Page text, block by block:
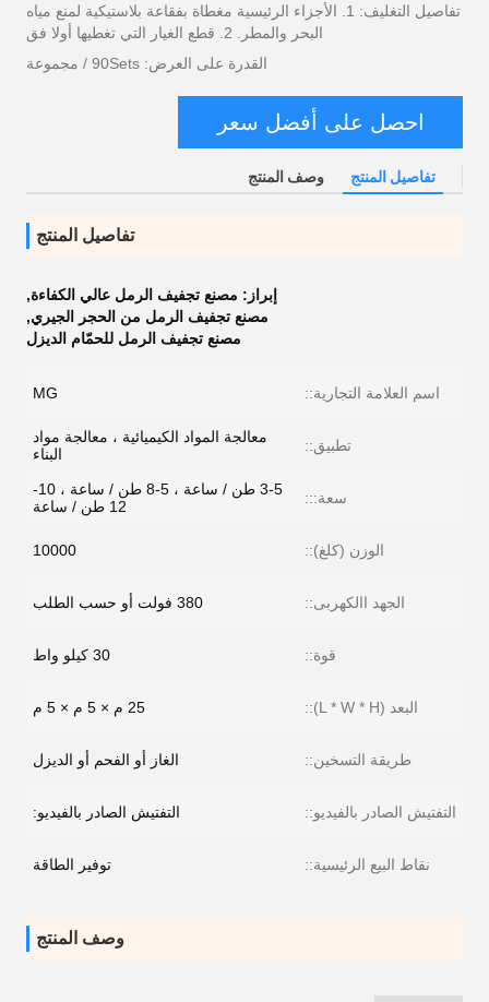
تفاصيل التغليف: 1. الأجزاء الرئيسية مغطاة بفقاعة بلاستيكية لمنع مياه
البحر والمطر. 2. قطع الغيار التي تغطيها أولا فق
القدرة على العرض: 90Sets / مجموعة
احصل على أفضل سعر
تفاصيل المنتج وصف المنتج
تفاصيل المنتج
إبراز: مصنع تجفيف الرمل عالي الكفاءة,
مصنع تجفيف الرمل من الحجر الجيري,
مصنع تجفيف الرمل للحمّام الديزل
اسم العلامة التجارية:: MG
تطبيق::
معالجة المواد الكيميائية ، معالجة مواد
البناء
سعة:::
3-5 طن / ساعة ، 5-8 طن / ساعة ، 10-
12 طن / ساعة
الوزن (كلغ):: 10000
الجهد االكهربى:: 380 فولت أو حسب الطلب
قوة:: 30 كيلو واط
البعد (L * W * H):: 25 م × 5 م × 5 م
طريقة التسخين:: الغاز أو الفحم أو الديزل
التفتيش الصادر بالفيديو:: التفتيش الصادر بالفيديو:
نقاط البيع الرئيسية:: توفير الطاقة
وصف المنتج